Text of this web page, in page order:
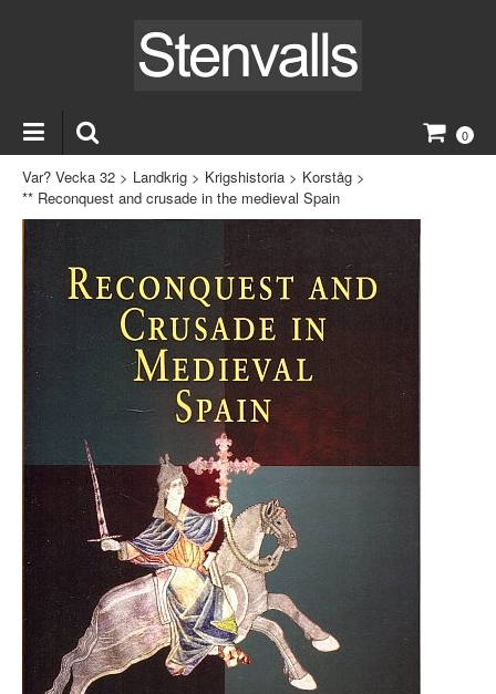
0
Var? Vecka 32 > Landkrig > Krigshistoria > Korståg >
** Reconquest and crusade in the medieval Spain